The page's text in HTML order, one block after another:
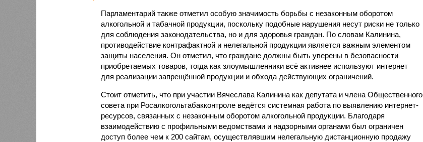
Парламентарий также отметил особую значимость борьбы с незаконным оборотом
алкогольной и табачной продукции, поскольку подобные нарушения несут риски не только
для соблюдения законодательства, но и для здоровья граждан. По словам Калинина,
противодействие контрафактной и нелегальной продукции является важным элементом
защиты населения. Он отметил, что граждане должны быть уверены в безопасности
приобретаемых товаров, тогда как злоумышленники всё активнее используют интернет
для реализации запрещённой продукции и обхода действующих ограничений.
Стоит отметить, что при участии Вячеслава Калинина как депутата и члена Общественного
совета при Росалкогольтабакконтроле ведётся системная работа по выявлению интернет-
ресурсов, связанных с незаконным оборотом алкогольной продукции. Благодаря
взаимодействию с профильными ведомствами и надзорными органами был ограничен
доступ более чем к 200 сайтам, осуществлявшим нелегальную дистанционную продажу